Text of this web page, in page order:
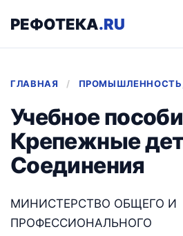
РЕФОТЕКА.RU
ГЛАВНАЯ /
Учебное
Крепежные
Соединения
МИНИСТЕРСТВО ОБЩЕГО И
ПРОФЕССИОНАЛЬНОГО